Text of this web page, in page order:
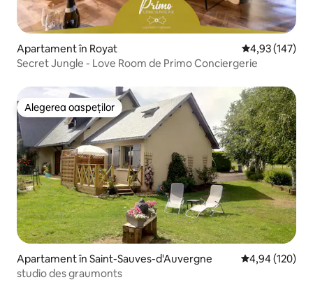
Apartament în Royat Scor mediu de
4,93 (147)
Secret Jungle - Love Room de Primo Conciergerie
Alegerea oaspeților
Alegerea oaspeților
Apartament în Saint-Sauves-d'Auvergne Scor mediu de
4,94 (120)
studio des graumonts